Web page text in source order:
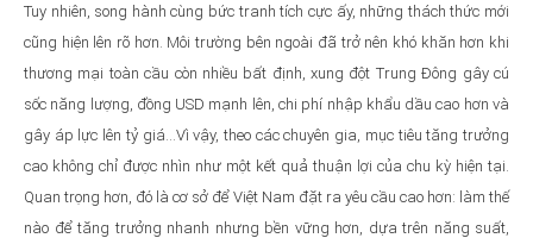
Tuy nhiên, song hành cùng bức tranh tích cực ấy, những thách thức mới
cũng hiện lên rõ hơn. Môi trường bên ngoài đã trở nên khó khăn hơn khi
thương mại toàn cầu còn nhiều bất định, xung đột Trung Đông gây cú
sốc năng lượng, đồng USD mạnh lên, chi phí nhập khẩu dầu cao hơn và
gây áp lực lên tỷ giá…Vì vậy, theo các chuyên gia, mục tiêu tăng trưởng
cao không chỉ được nhìn như một kết quả thuận lợi của chu kỳ hiện tại.
Quan trọng hơn, đó là cơ sở để Việt Nam đặt ra yêu cầu cao hơn: làm thế
nào để tăng trưởng nhanh nhưng bền vững hơn, dựa trên năng suất,